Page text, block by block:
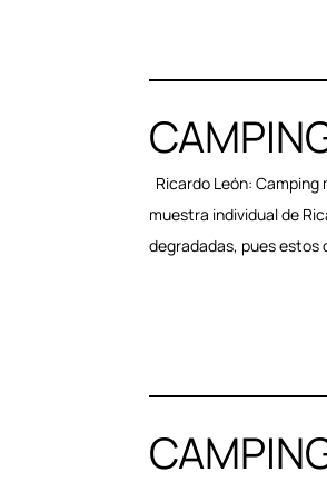
Ricardo León: Camping
muestra individual de
degradadas, pues estos